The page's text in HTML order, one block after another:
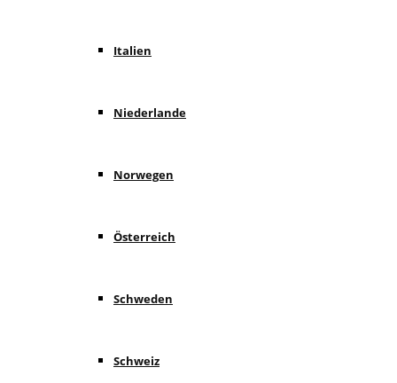
Italien
Niederlande
Norwegen
Österreich
Schweden
Schweiz